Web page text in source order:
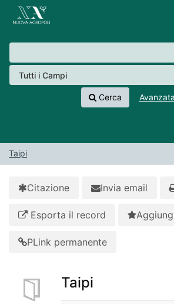
Salta al contenuto
VuFind
Cerca Avanzata
Taipi
Citazione Invia email
Esporta il record
PLink permanente
Taipi